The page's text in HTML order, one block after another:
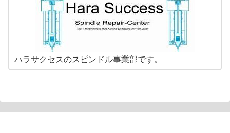
ハラサクセスのスピンドル事業部です。